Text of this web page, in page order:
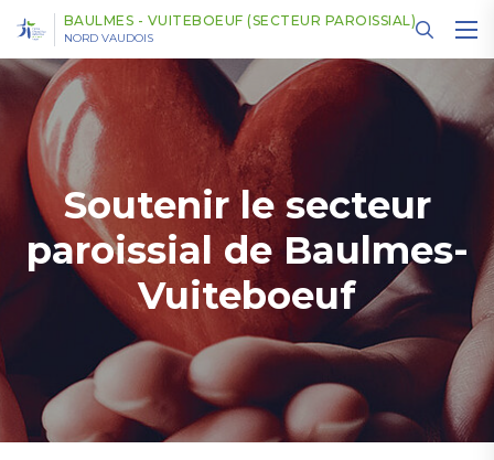
BAULMES - VUITEBOEUF (SECTEUR PAROISSIAL)
NORD VAUDOIS
Soutenir le secteur
paroissial de Baulmes-
Vuiteboeuf
Panneau de gestion des cookies